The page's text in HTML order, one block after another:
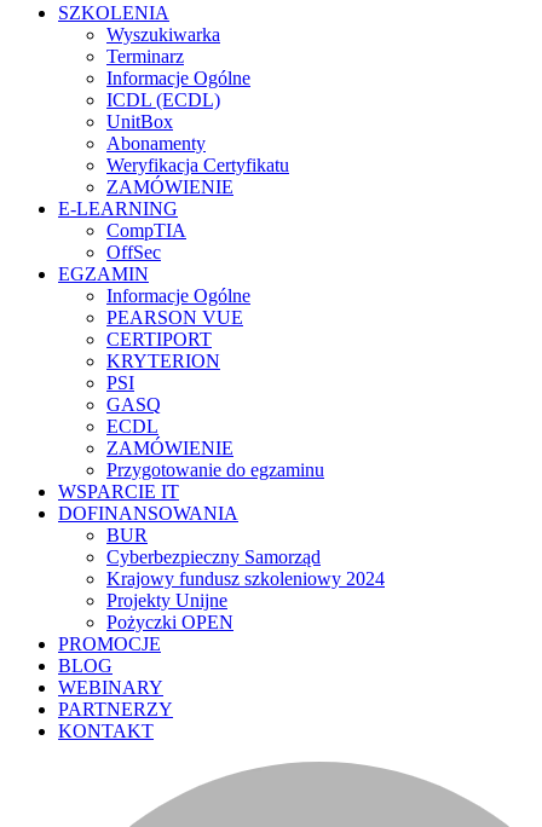
SZKOLENIA
Wyszukiwarka
Terminarz
Informacje Ogólne
ICDL (ECDL)
UnitBox
Abonamenty
Weryfikacja Certyfikatu
ZAMÓWIENIE
E-LEARNING
CompTIA
OffSec
EGZAMIN
Informacje Ogólne
PEARSON VUE
CERTIPORT
KRYTERION
PSI
GASQ
ECDL
ZAMÓWIENIE
Przygotowanie do egzaminu
WSPARCIE IT
DOFINANSOWANIA
BUR
Cyberbezpieczny Samorząd
Krajowy fundusz szkoleniowy 2024
Projekty Unijne
Pożyczki OPEN
PROMOCJE
BLOG
WEBINARY
PARTNERZY
KONTAKT